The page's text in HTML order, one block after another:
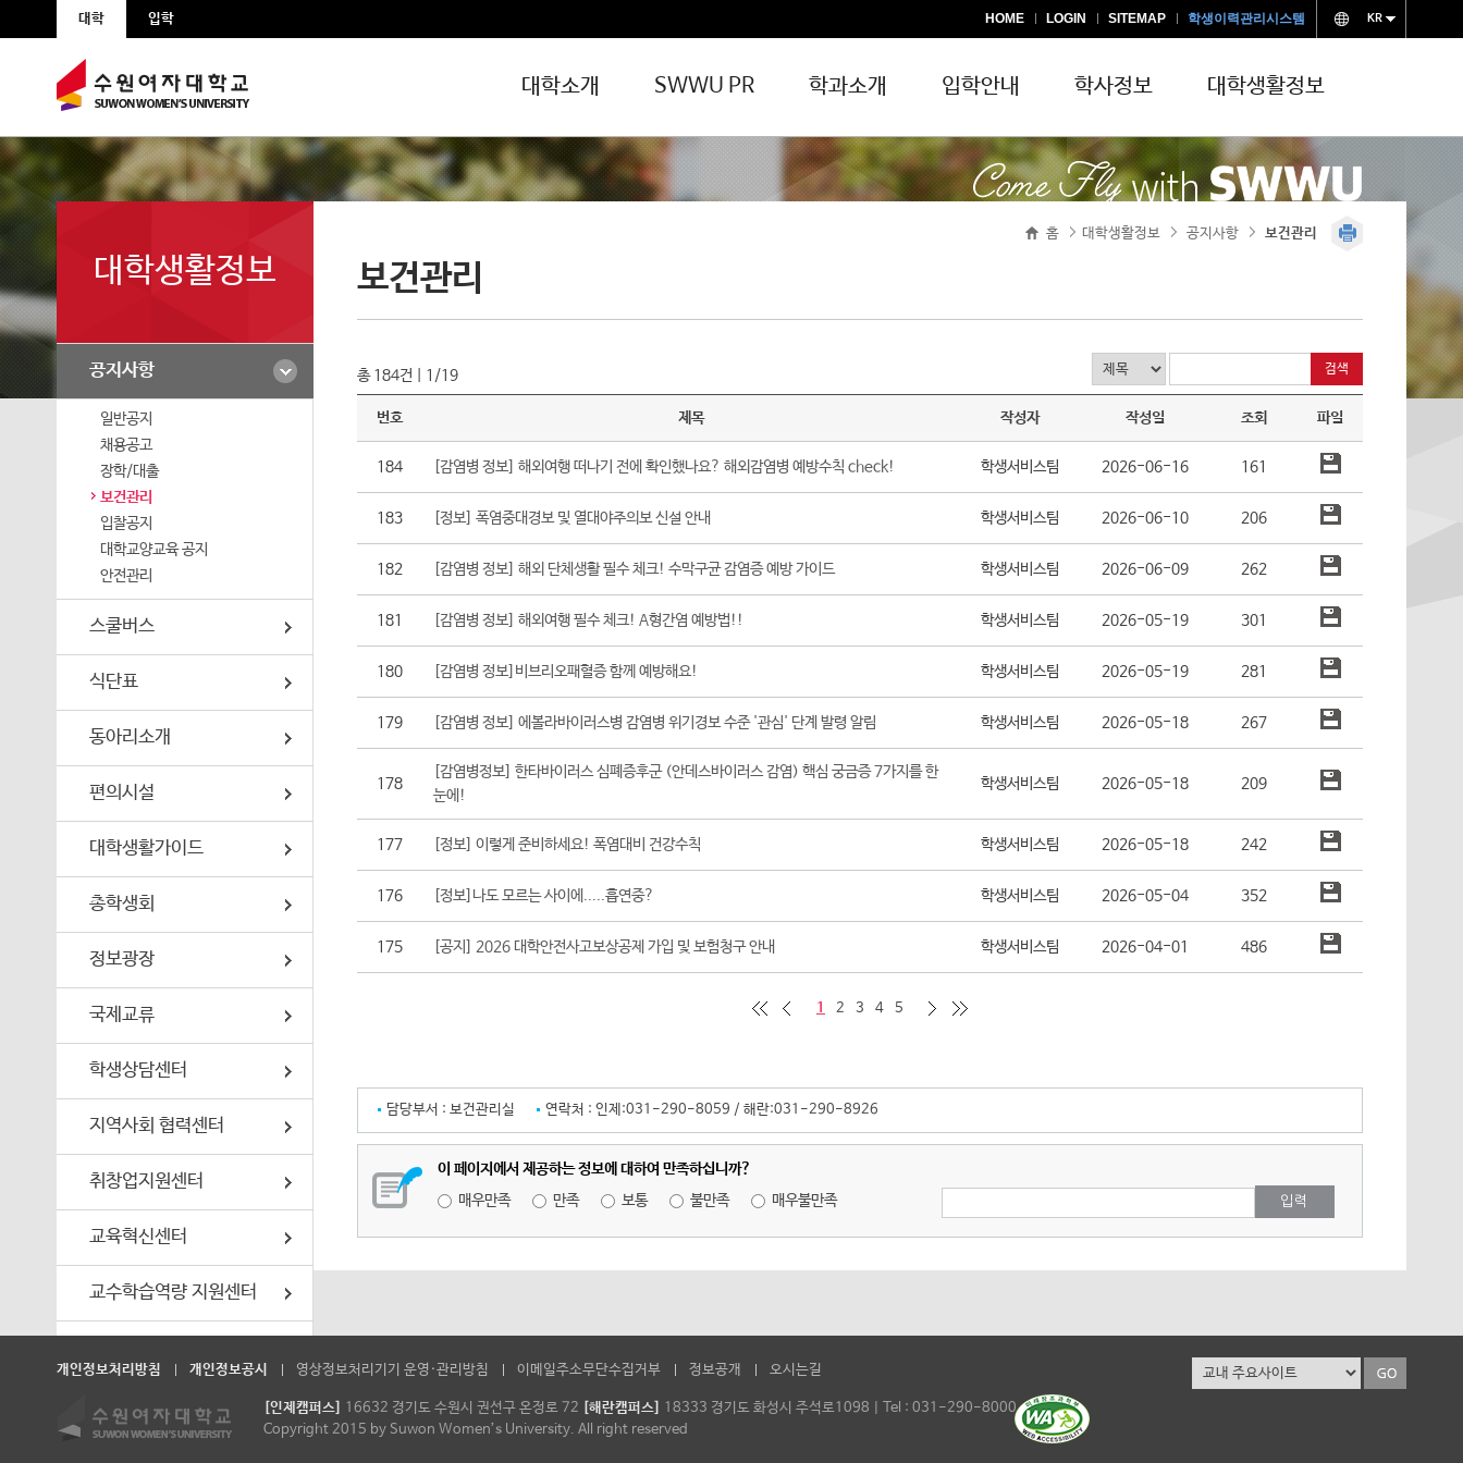
본문 바로가기
주메뉴 바로가기
대학 입학 HOME LOGIN SITEMAP 학생이력관리시스템 KR
대학소개 SWWU PR 학과소개 입학안내 학사정보 대학생활정보
공지사항 일반공지 채용공고 보건관리 입찰공지 대학교양교육 공지 안전관리
식단표
대학생활가이드 Microsoft365 사용안내
지역사회 협력센터 지역사회 협력센터 소개 지역사회 협력센터 활동 공지사항
취창업지원센터 취창업지원센터 소개 취업창업지원 프로그램 공지사항 학생이력시스템
교육혁신센터 교육혁신센터 소개 운영프로그램 소개 공지사항
교수학습역량 지원센터
원격·교양교육 지원센터 원격·교양교육 지원센터 소개
대학생활정보
공지사항
일반공지
채용공고
장학/대출
보건관리
입찰공지
대학교양교육 공지
안전관리
스쿨버스
식단표
동아리소개
편의시설
대학생활가이드
총학생회
정보광장
국제교류
학생상담센터
지역사회 협력센터
취창업지원센터
교육혁신센터
교수학습역량 지원센터
홈 >
대학생활정보 >
공지사항 >
보건관리
보건관리
총 184건 | 1/19
번호 제목 작성자 작성일 조회 파일
184 [감염병 정보] 해외여행 떠나기 전에 확인했나요? 해외감염병 예방수칙 check! 학생서비스팀 2026-06-16 161
183 [정보] 폭염중대경보 및 열대야주의보 신설 안내 학생서비스팀 2026-06-10 206
182 [감염병 정보] 해외 단체생활 필수 체크! 수막구균 감염증 예방 가이드 학생서비스팀 2026-06-09 262
181 [감염병 정보] 해외여행 필수 체크! A형간염 예방법!! 학생서비스팀 2026-05-19 301
180 [감염병 정보]비브리오패혈증 함께 예방해요! 학생서비스팀 2026-05-19 281
179 [감염병 정보] 에볼라바이러스병 감염병 위기경보 수준 '관심' 단계 발령 알림 학생서비스팀 2026-05-18 267
178
[감염병정보] 한타바이러스 심폐증후군 (안데스바이러스 감염) 핵심 궁금증 7가지를 한
눈에!
학생서비스팀 2026-05-18 209
177 [정보] 이렇게 준비하세요! 폭염대비 건강수칙 학생서비스팀 2026-05-18 242
176 [정보]나도 모르는 사이에.....흡연중? 학생서비스팀 2026-05-04 352
175 [공지] 2026 대학안전사고보상공제 가입 및 보험청구 안내 학생서비스팀 2026-04-01 486
1 2 3 4 5
다음페이지 10개
마지막 페이지
담당부서 : 보건관리실 연락처 : 인제:031-290-8059 / 해란:031-290-8926
이 페이지에서 제공하는 정보에 대하여 만족하십니까?
매우만족
만족 보통 불만족 매우불만족
개인정보처리방침 개인정보공시 영상정보처리기기 운영·관리방침 이메일주소무단수집거부 정보공개 오시는길
[인제캠퍼스] 16632 경기도 수원시 권선구 온정로 72 [해란캠퍼스] 18333 경기도 화성시 주석로1098
Tel : 031-290-8000
Copyright 2015 by Suwon Women’s University. All right reserved